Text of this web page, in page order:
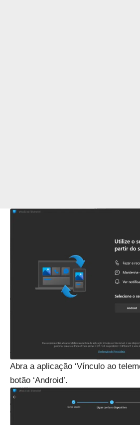
Abra a aplicação ‘Vínculo ao
botão ‘Android’.